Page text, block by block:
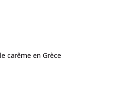
carême en Grèce